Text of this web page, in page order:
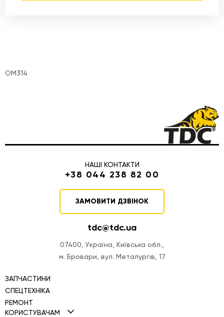
OM314
ЗАПЧАСТИНИ
СПЕЦТЕХНІКА
Міні навантажувачі TDC
РЕМОНТ
КОРИСТУВАЧАМ
НАШІ КОНТАКТИ
+38 044 238 82 00
ЗАМОВИТИ ДЗВІНОК
tdc@tdc.ua
07400, Україна, Київська обл.,
м. Бровари, вул. Металургів, 17